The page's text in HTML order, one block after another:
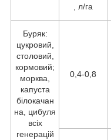
, л/га
Буряк:
цукровий,
столовий,
кормовий;
морква,
капуста
білокачан
на, цибуля
всіх
генерацій
0,4-0,8